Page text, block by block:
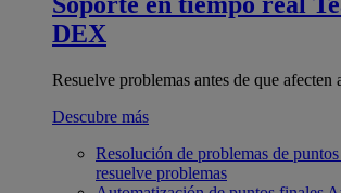
DEX
Resuelve problemas antes de que afecten
Descubre más
Resolución de problemas de
resuelve problemas